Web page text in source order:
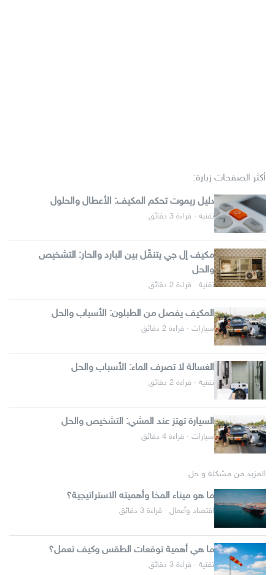
أكثر الصفحات زيارة:
دليل ريموت تحكم المكيف: الأعطال والحلول
تقنية · قراءة 3 دقائق
مكيف إل جي يتنقّل بين البارد والحار: التشخيص
والحل
تقنية · قراءة 2 دقائق
المكيف يفصل من الطبلون: الأسباب والحل
سيارات · قراءة 2 دقائق
الغسالة لا تصرف الماء: الأسباب والحل
تقنية · قراءة 2 دقائق
السيارة تهتز عند المشي: التشخيص والحل
سيارات · قراءة 4 دقائق
المزيد من مشكلة و حل
ما هو ميناء المخا وأهميته الاستراتيجية؟
اقتصاد وأعمال · قراءة 3 دقائق
ما هي أهمية توقعات الطقس وكيف تعمل؟
تقنية · قراءة 3 دقائق